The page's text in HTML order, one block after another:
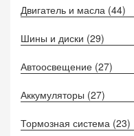
Двигатель и масла (44)
Шины и диски (29)
Автоосвещение (27)
Аккумуляторы (27)
Тормозная система (23)